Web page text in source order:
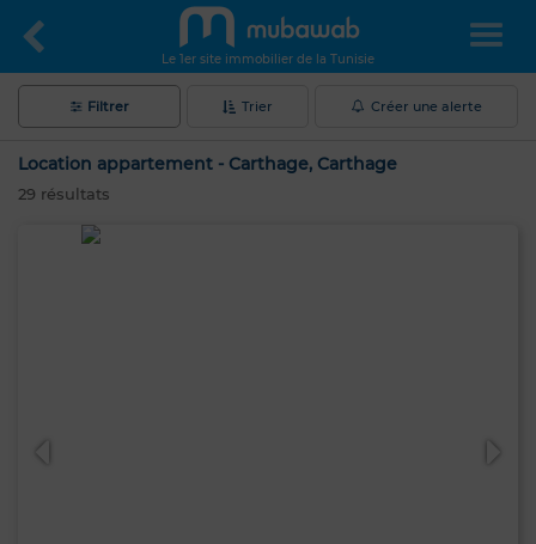
Le 1er site immobilier de la Tunisie
Filtrer Trier Créer une alerte
Location appartement - Carthage, Carthage
29 résultats